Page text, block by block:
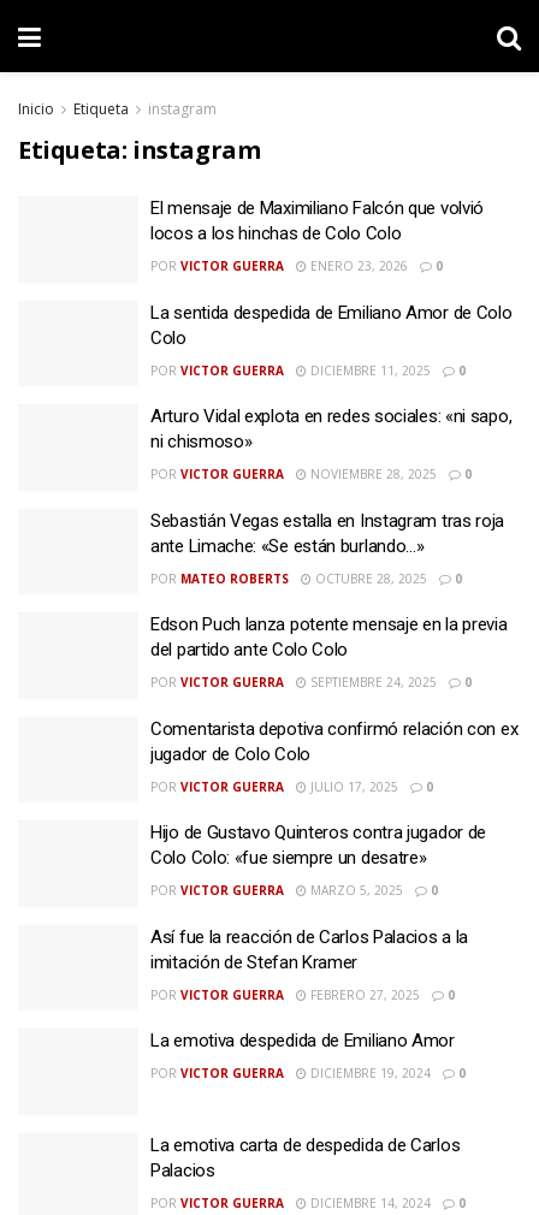
Inicio Etiqueta instagram
Etiqueta: instagram
El mensaje de Maximiliano Falcón que volvió
locos a los hinchas de Colo Colo
POR VICTOR GUERRA ENERO 23, 2026 0
La sentida despedida de Emiliano Amor de Colo
Colo
POR VICTOR GUERRA DICIEMBRE 11, 2025 0
Arturo Vidal explota en redes sociales: «ni sapo,
ni chismoso»
POR VICTOR GUERRA NOVIEMBRE 28, 2025 0
Sebastián Vegas estalla en Instagram tras roja
ante Limache: «Se están burlando…»
POR MATEO ROBERTS OCTUBRE 28, 2025 0
Edson Puch lanza potente mensaje en la previa
del partido ante Colo Colo
POR VICTOR GUERRA SEPTIEMBRE 24, 2025 0
Comentarista depotiva confirmó relación con ex
jugador de Colo Colo
POR VICTOR GUERRA JULIO 17, 2025 0
Hijo de Gustavo Quinteros contra jugador de
Colo Colo: «fue siempre un desatre»
POR VICTOR GUERRA MARZO 5, 2025 0
Así fue la reacción de Carlos Palacios a la
imitación de Stefan Kramer
POR VICTOR GUERRA FEBRERO 27, 2025 0
La emotiva despedida de Emiliano Amor
POR VICTOR GUERRA DICIEMBRE 19, 2024 0
La emotiva carta de despedida de Carlos
Palacios
POR VICTOR GUERRA DICIEMBRE 14, 2024 0